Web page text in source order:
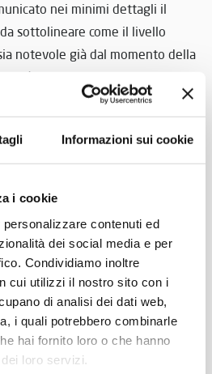
Informazioni sui cookie
i cookie
contenuti ed
dei social media e per
Condividiamo inoltre
cui utilizzi il nostro sito con i
di analisi dei dati web,
i quali potrebbero combinarle
hai fornito loro o che hanno
loro servizi.
nei minimi dettagli il
sottolineare come il livello
notevole già dal momento della
26 aprile alle ore 20.30
di Piazza Brà a Verona,
un percorso totale di
li porterà a godere non solo dei
prestigiosa ospitalità benacense,
sosterranno durante la tre
Hotel di Gardone Riviera, il
le giornate da aperitivi e
dai più rinomati produttori
già anticipato, sarà domenica 28
della Rocca di Peschiera
troveranno un rinfresco con